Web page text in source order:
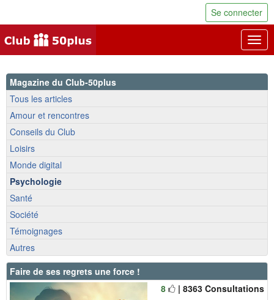
Se connecter
Magazine du Club-50plus
Tous les articles
Amour et rencontres
Conseils du Club
Loisirs
Monde digital
Psychologie
Santé
Société
Témoignages
Autres
Faire de ses regrets une force !
8
| 8363 Consultations